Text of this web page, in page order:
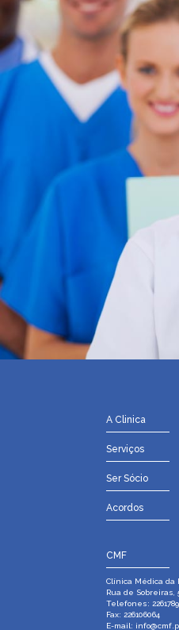
A Clinica
Serviços
Ser Sócio
Acordos
CMF
Clínica Médica da
Rua de Sobreiras,
Telefones:
Fax: 226106064
E-mail: